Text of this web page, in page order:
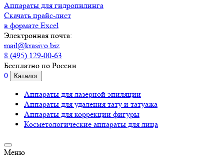
Аппараты для гидропилинга
Скачать прайс-лист
в формате Excel
Электронная почта:
mail@krasivo.biz
8 (495) 129-00-63
Бесплатно по России
0
Каталог
Аппараты для лазерной эпиляции
Аппараты для удаления тату и татуажа
Аппараты для коррекции фигуры
Косметологические аппараты для лица
Меню